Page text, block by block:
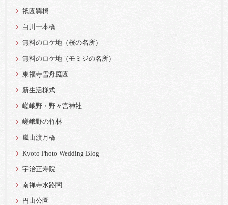
祇園巽橋
白川一本橋
無料のロケ地（桜の名所）
無料のロケ地（モミジの名所）
東福寺雪舟庭園
新生活様式
嵯峨野・野々宮神社
嵯峨野の竹林
嵐山渡月橋
Kyoto Photo Wedding Blog
宇治正寿院
南禅寺水路閣
円山公園